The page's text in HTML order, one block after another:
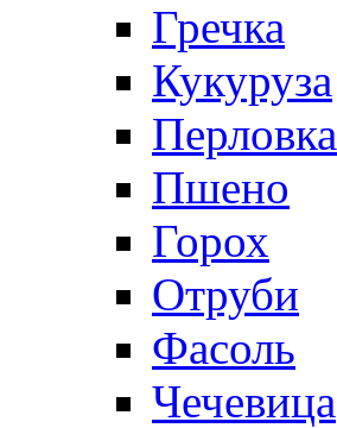
Гречка
Кукуруза
Перловка
Пшено
Горох
Отруби
Фасоль
Чечевица